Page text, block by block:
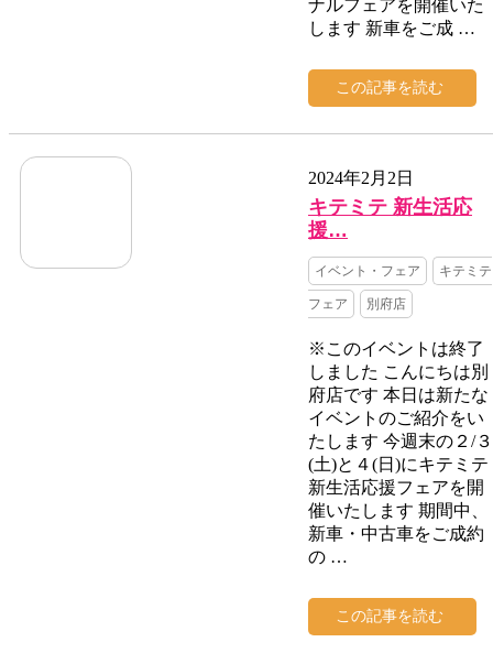
ナルフェアを開催いた
します 新車をご成 …
この記事を読む
2024年2月2日
キテミテ 新生活応
援…
イベント・フェア キテミテ
フェア 別府店
※このイベントは終了
しました こんにちは別
府店です 本日は新たな
イベントのご紹介をい
たします 今週末の２/３
(土)と４(日)にキテミテ
新生活応援フェアを開
催いたします 期間中、
新車・中古車をご成約
の …
この記事を読む